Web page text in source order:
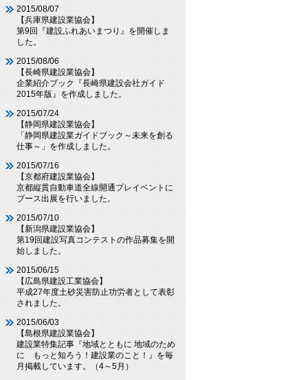
2015/08/07
【兵庫県建設業協会】
第9回『建設ふれあいまつり』を開催しま
した。
2015/08/06
【長崎県建設業協会】
企業紹介ブック『長崎県建設会社ガイド
2015年版』を作成しました。
2015/07/24
【静岡県建設業協会】
「静岡県建設業ガイドブック～未来を創る
仕事～」を作成しました。
2015/07/16
【京都府建設業協会】
京都縦貫自動車道全線開通プレイベントに
ブース出展を行いました。
2015/07/10
【新潟県建設業協会】
第19回建設写真コンテストの作品募集を開
始しました。
2015/06/15
【広島県建設工業協会】
平成27年度土砂災害防止功労者として表彰
されました。
2015/06/03
【島根県建設業協会】
建設業特集記事『地域とともに 地域のため
に もっと知ろう！建設業のこと！』を毎
月掲載しています。（4～5月）